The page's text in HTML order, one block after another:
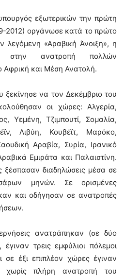
εξωτερικών την πρώτη
2012) οργάνωσε κατά το πρώτο
λεγόμενη «Αραβική Άνοιξη», η
στην ανατροπή πολλών
Αφρική και Μέση Ανατολή.
ξεκίνησε να τον Δεκέμβριο του
οι χώρες: Αλγερία,
Υεμένη, Τζιμπουτί, Σομαλία,
Λιβύη, Κουβέϊτ, Μαρόκο,
Αραβία, Συρία, Ιρανικό
Εμιράτα και Παλαιστίνη.
ξέσπασαν διαδηλώσεις μέσα σε
μηνών. Σε ορισμένες
και οδήγησαν σε ανατροπές
ανατράπηκαν (σε δύο
τρεις εμφύλιοι πόλεμοι
σε έξι επιπλέον χώρες έγιναν
χωρίς πλήρη ανατροπή του